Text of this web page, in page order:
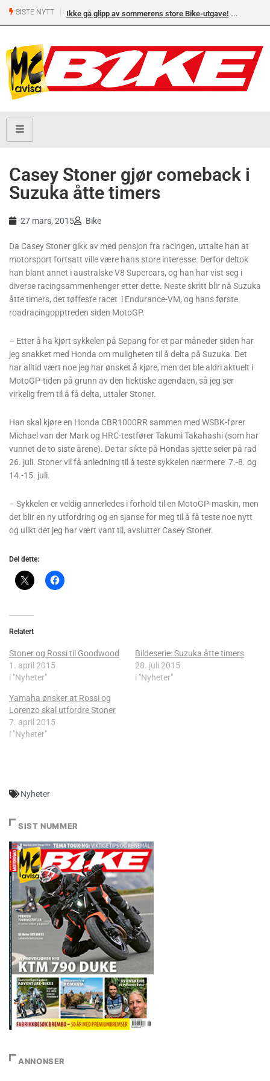
SISTE NYTT Ikke gå glipp av sommerens store Bike-utgave!
Casey Stoner gjør comeback i
Suzuka åtte timers
27 mars, 2015 Bike
Da Casey Stoner gikk av med pensjon fra racingen, uttalte han at
motorsport fortsatt ville være hans store interesse. Derfor deltok
han blant annet i australske V8 Supercars, og han har vist seg i
diverse racingsammenhenger etter dette. Neste skritt blir nå Suzuka
åtte timers, det tøffeste racet i Endurance-VM, og hans første
roadracingopptreden siden MotoGP.
– Etter å ha kjørt sykkelen på Sepang for et par måneder siden har
jeg snakket med Honda om muligheten til å delta på Suzuka. Det
har alltid vært noe jeg har ønsket å kjøre, men det ble aldri aktuelt i
MotoGP-tiden på grunn av den hektiske agendaen, så jeg ser
virkelig frem til å få delta, uttaler Stoner.
Han skal kjøre en Honda CBR1000RR sammen med WSBK-fører
Michael van der Mark og HRC-testfører Takumi Takahashi (som har
vunnet de to siste årene). De tar sikte på Hondas sjette seier på rad
26. juli. Stoner vil få anledning til å teste sykkelen nærmere 7.-8. og
14.-15. juli.
– Sykkelen er veldig annerledes i forhold til en MotoGP-maskin, men
det blir en ny utfordring og en sjanse for meg til å få teste noe nytt
og ulikt det jeg har vært vant til, avslutter Casey Stoner.
Del dette:
Relatert
Stoner og Rossi til Goodwood
1. april 2015
i "Nyheter"
Bildeserie: Suzuka åtte timers
28. juli 2015
i "Nyheter"
Yamaha ønsker at Rossi og
Lorenzo skal utfordre Stoner
7. april 2015
i "Nyheter"
Nyheter
SIST NUMMER
ANNONSER